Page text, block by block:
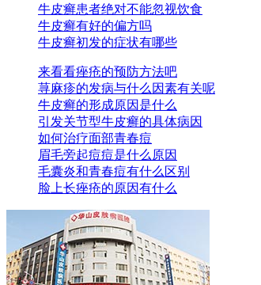
牛皮癣患者绝对不能忽视饮食
牛皮癣有好的偏方吗
牛皮癣初发的症状有哪些
来看看痤疮的预防方法吧
荨麻疹的发病与什么因素有关呢
牛皮癣的形成原因是什么
引发关节型牛皮癣的具体病因
如何治疗面部青春痘
眉毛旁起痘痘是什么原因
毛囊炎和青春痘有什么区别
脸上长痤疮的原因有什么